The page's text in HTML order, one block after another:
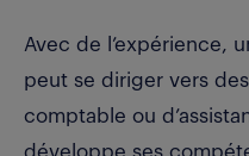
Avec de l’expérience,
peut se diriger vers
comptable ou
développe ses